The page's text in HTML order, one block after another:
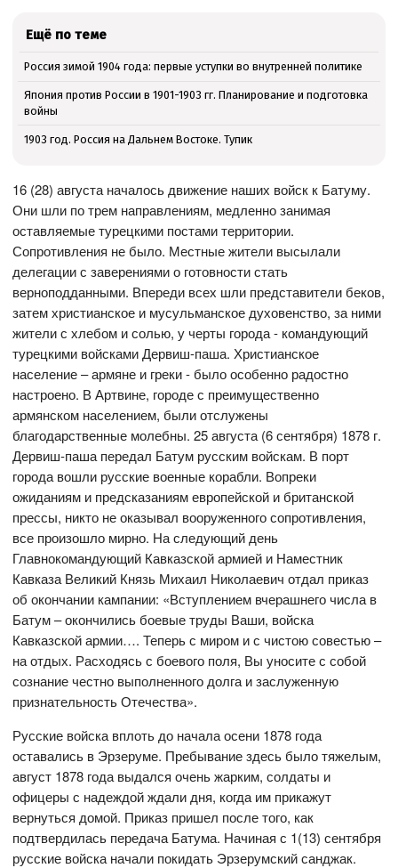
Ещё по теме
Россия зимой 1904 года: первые уступки во внутренней политике
Япония против России в 1901-1903 гг. Планирование и подготовка
войны
1903 год. Россия на Дальнем Востоке. Тупик
16 (28) августа началось движение наших войск к Батуму.
Они шли по трем направлениям, медленно занимая
оставляемые турецкими постами территории.
Сопротивления не было. Местные жители высылали
делегации с заверениями о готовности стать
верноподданными. Впереди всех шли представители беков,
затем христианское и мусульманское духовенство, за ними
жители с хлебом и солью, у черты города - командующий
турецкими войсками Дервиш-паша. Христианское
население – армяне и греки - было особенно радостно
настроено. В Артвине, городе с преимущественно
армянском населением, были отслужены
благодарственные молебны. 25 августа (6 сентября) 1878 г.
Дервиш-паша передал Батум русским войскам. В порт
города вошли русские военные корабли. Вопреки
ожиданиям и предсказаниям европейской и британской
прессы, никто не оказывал вооруженного сопротивления,
все произошло мирно. На следующий день
Главнокомандующий Кавказской армией и Наместник
Кавказа Великий Князь Михаил Николаевич отдал приказ
об окончании кампании: «Вступлением вчерашнего числа в
Батум – окончились боевые труды Ваши, войска
Кавказской армии…. Теперь с миром и с чистою совестью –
на отдых. Расходясь с боевого поля, Вы уносите с собой
сознание честно выполненного долга и заслуженную
признательность Отечества».
Русские войска вплоть до начала осени 1878 года
оставались в Эрзеруме. Пребывание здесь было тяжелым,
август 1878 года выдался очень жарким, солдаты и
офицеры с надеждой ждали дня, когда им прикажут
вернуться домой. Приказ пришел после того, как
подтвердилась передача Батума. Начиная с 1(13) сентября
русские войска начали покидать Эрзерумский санджак.